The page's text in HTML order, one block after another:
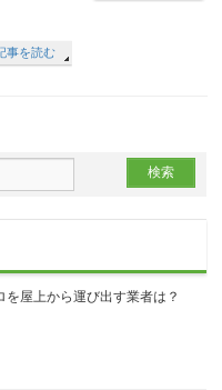
事を読む
屋上から運び出す業者は？